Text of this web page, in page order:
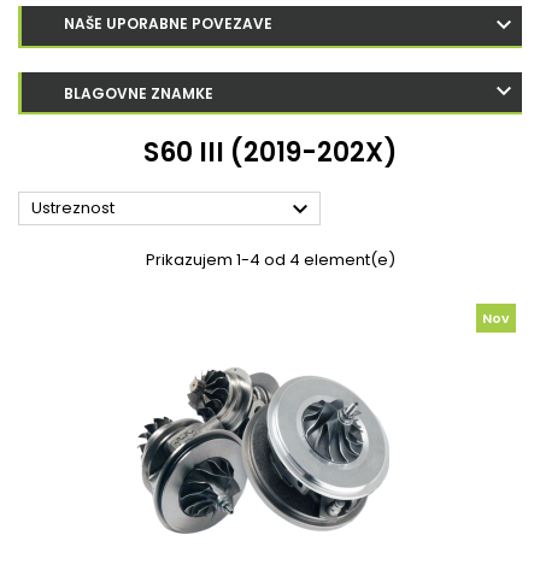
NAŠE UPORABNE POVEZAVE
BLAGOVNE ZNAMKE
S60 III (2019-202X)
Ustreznost 
Prikazujem 1-4 od 4 element(e)
Nov